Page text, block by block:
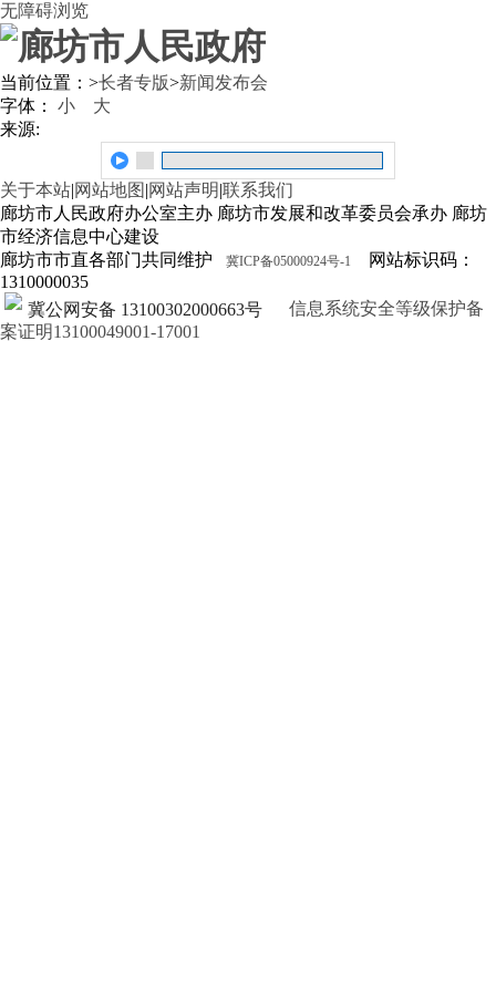
无障碍浏览
当前位置： >长者专版>新闻发布会
字体： 小
大
来源:
关于本站|网站地图 |网站声明|联系我们
廊坊市人民政府办公室主办 廊坊市发展和改革委员会承办 廊坊
市经济信息中心建设
廊坊市市直各部门共同维护
冀ICP备05000924号-1
网站标识码：
1310000035
冀公网安备 13100302000663号
信息系统安全等级保护备
案证明13100049001-17001